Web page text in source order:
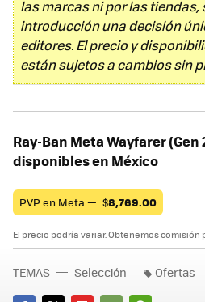
las marcas ni por las tiendas,
introducción una decisión
editores. El precio y
están sujetos a cambios sin
Ray-Ban Meta Wayfarer (Gen
disponibles en México
PVP en Meta — $8,769.00
El precio podría variar. Obtenemos comisión
TEMAS Selección Ofertas